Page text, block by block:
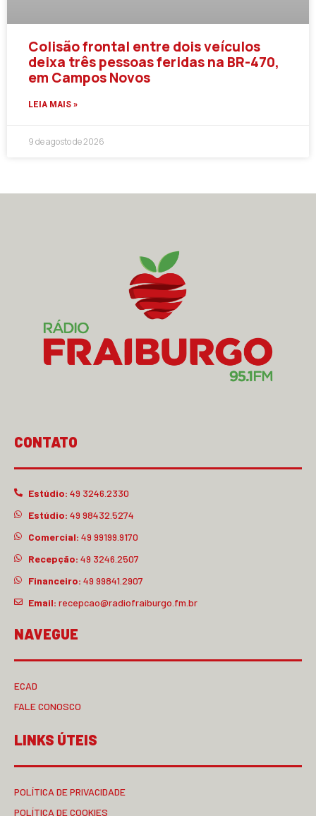
Colisão frontal entre dois veículos
deixa três pessoas feridas na BR-470,
em Campos Novos
LEIA MAIS »
9 de agosto de 2026
CONTATO
Estúdio: 49 3246.2330
Estúdio: 49 98432.5274
Comercial: 49 99199.9170
Recepção: 49 3246.2507
Financeiro: 49 99841.2907
Email: recepcao@radiofraiburgo.fm.br
NAVEGUE
ECAD
FALE CONOSCO
LINKS ÚTEIS
POLÍTICA DE PRIVACIDADE
POLÍTICA DE COOKIES